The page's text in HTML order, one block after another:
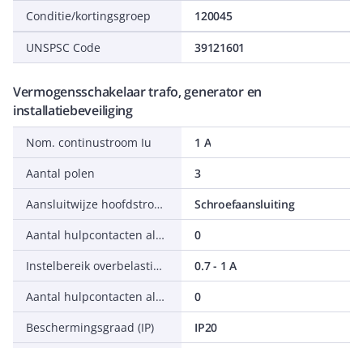
Conditie/kortingsgroep 120045
UNSPSC Code 39121601
Vermogensschakelaar trafo, generator en
installatiebeveiliging
Nom. continustroom Iu
1 A
Aantal polen
3
Aansluitwijze hoofdstroomcircuit
Schroefaansluiting
Aantal hulpcontacten als verbreekcontact
0
Instelbereik overbelastingsbeveiliging
0.7 - 1 A
Aantal hulpcontacten als maakcontact
0
Beschermingsgraad (IP)
IP20